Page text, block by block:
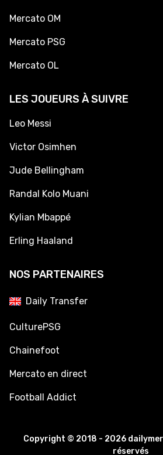
Mercato OM
Mercato PSG
Mercato OL
LES JOUEURS À SUIVRE
Leo Messi
Victor Osimhen
Jude Bellingham
Randal Kolo Muani
Kylian Mbappé
Erling Haaland
NOS PARTENAIRES
Daily Transfer
CulturePSG
Chainefoot
Mercato en direct
Football Addict
Copyright © 2018 - 2026
réservés